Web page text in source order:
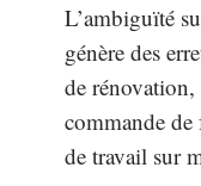
L’ambiguïté
génère des
de
commande de
de travail sur